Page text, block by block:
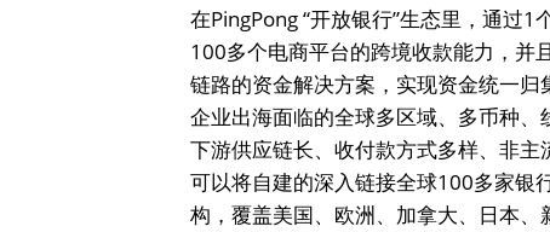
在PingPong “开放银行”生态里，通过
100多个电商平台的跨境收款能力，并
链路的资金解决方案，实现资金统一
企业出海面临的全球多区域、多币种
下游供应链长、收付款方式多样、非
可以将自建的深入链接全球100多家银
构，覆盖美国、欧洲、加拿大、日本